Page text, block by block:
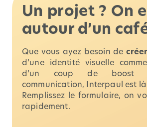
Un projet ? On
autour d’un
Que vous ayez besoin de
d’une identité visuelle
d’un coup de boost
communication, Interpaul est
Remplissez le formulaire, on
rapidement.